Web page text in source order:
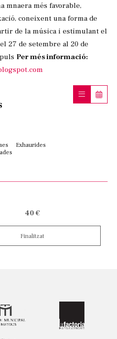
mnaera més favorable,
coneixent una forma de
de la música i estimulant el
27 de setembre al 20 de
Per més informació:
Exhaurides
40 €
Finalitzat